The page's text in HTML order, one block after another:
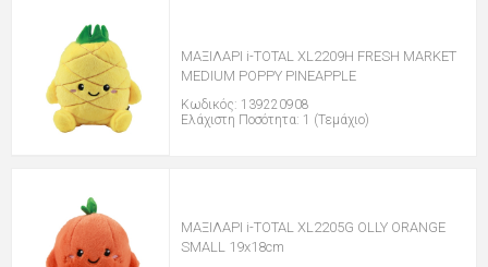
ΜΑΞΙΛΑΡΙ i-TOTAL XL2209H FRESH MARKET
MEDIUM POPPY PINEAPPLE
Κωδικός: 139220908
Ελάχιστη Ποσότητα: 1 (Τεμάχιο)
ΜΑΞΙΛΑΡΙ i-TOTAL XL2205G OLLY ORANGE
SMALL 19x18cm